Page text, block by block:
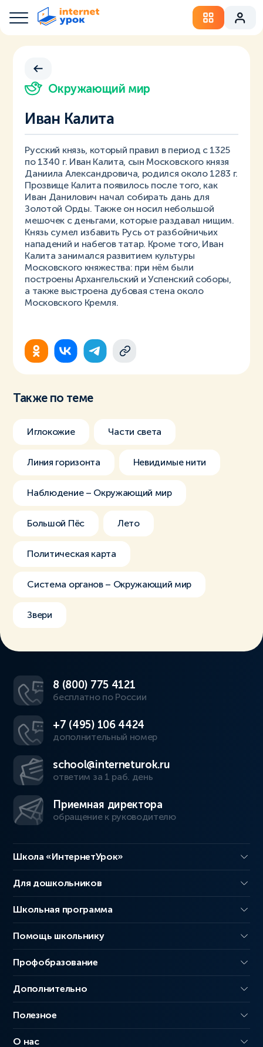
Окружающий мир
Иван Калита
Русский князь, который правил в период с 1325
по 1340 г. Иван Калита, сын Московского князя
Даниила Александровича, родился около 1283 г.
Прозвище Калита появилось после того, как
Иван Данилович начал собирать дань для
Золотой Орды. Также он носил небольшой
мешочек с деньгами, которые раздавал нищим.
Князь сумел избавить Русь от разбойничьих
нападений и набегов татар. Кроме того, Иван
Калита занимался развитием культуры
Московского княжества: при нём были
построены Архангельский и Успенский соборы,
а также выстроена дубовая стена около
Московского Кремля.
Также по теме
Иглокожие Части света
Линия горизонта Невидимые нити
Наблюдение – Окружающий мир
Большой Пёс Лето
Политическая карта
Система органов – Окружающий мир
Звери
8 (800) 775 4121
бесплатно по России
+7 (495) 106 4424
дополнительный номер
school@interneturok.ru
ответим за 1 раб. день
Приемная директора
обращение к руководителю
Школа «ИнтернетУрок»
Для дошкольников
Школьная программа
Помощь школьнику
Профобразование
Дополнительно
Полезное
О нас